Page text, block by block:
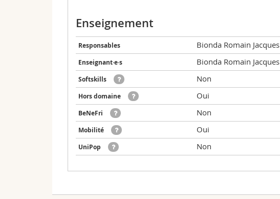
Enseignement
Responsables Bionda Romain Jacques
Enseignant·e·s Bionda Romain Jacques
Softskills Non
Hors domaine Oui
BeNeFri Non
Mobilité Oui
UniPop Non